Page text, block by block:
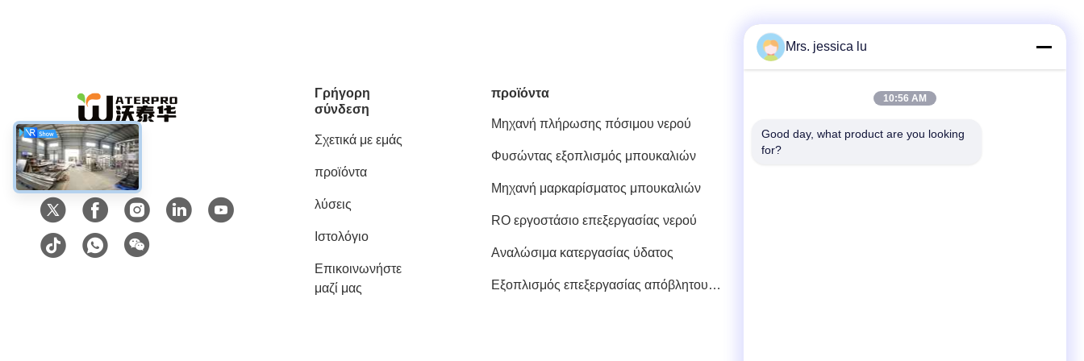
Κοινωνικά Μέσα
Γρήγορη
σύνδεση
Σχετικά με εμάς
προϊόντα
λύσεις
Ιστολόγιο
Επικοινωνήστε
μαζί μας
προϊόντα
Μηχανή πλήρωσης πόσιμου νερού
Φυσώντας εξοπλισμός μπουκαλιών
Μηχανή μαρκαρίσματος μπουκαλιών
RO εργοστάσιο επεξεργασίας νερού
Αναλώσιμα κατεργασίας ύδατος
Εξοπλισμός επεξεργασίας απόβλητου
Γρήγορη επικοινωνία
Mrs. jessica lu
10:56 AM
Good day, what product are you looking
for?